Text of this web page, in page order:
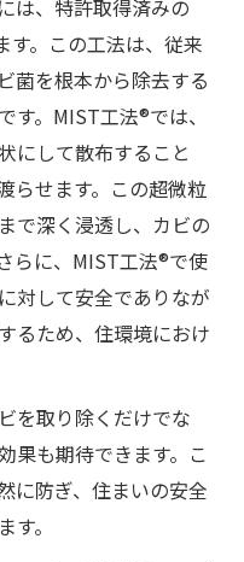
は、特許取得済みの
。この工法は、従来
菌を根本から除去する
す。MIST工法®では、
にして散布すること
らせます。この超微粒
で深く浸透し、カビの
らに、MIST工法®で使
対して安全でありなが
るため、住環境におけ
を取り除くだけでな
果も期待できます。こ
に防ぎ、住まいの安全
。